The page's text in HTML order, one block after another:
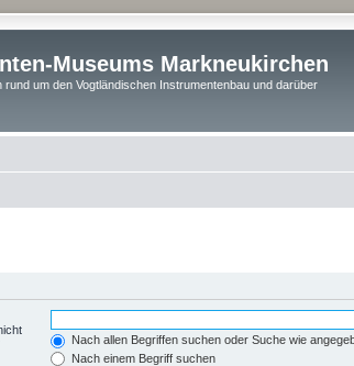
Museums Markneukirchen
um den Vogtländischen Instrumentenbau und darüber
Nach allen Begriffen suchen oder Suche wie
Nach einem Begriff suchen